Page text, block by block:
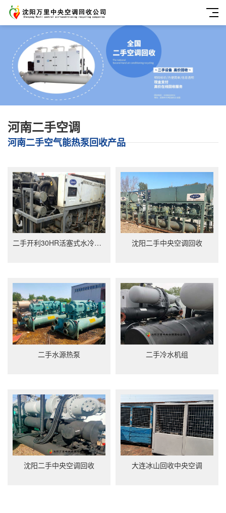
河南二手空调
河南二手空气能热泵回收产品
二手开利30HR活塞式水冷冷水机组回收 沈阳二手中央空调回收
二手水源热泵 二手冷水机组
沈阳二手中央空调回收 大连冰山回收中央空调